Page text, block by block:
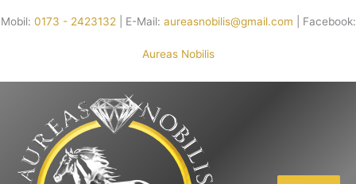
Mobil: 0173 - 2423132 | E-Mail: aureasnobilis@gmail.com | Facebook:
Aureas Nobilis